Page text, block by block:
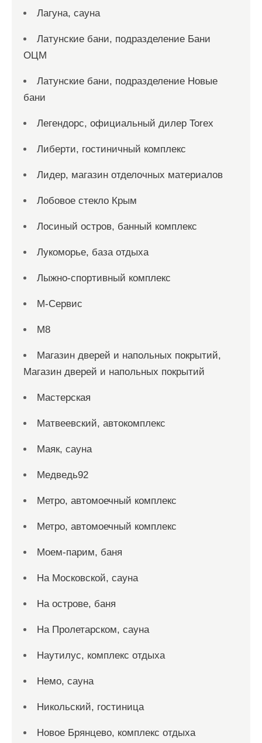
Лагуна, сауна
Латунские бани, подразделение Бани
ОЦМ
Латунские бани, подразделение Новые
бани
Легендорс, официальный дилер Torex
Либерти, гостиничный комплекс
Лидер, магазин отделочных материалов
Лобовое стекло Крым
Лосиный остров, банный комплекс
Лукоморье, база отдыха
Лыжно-спортивный комплекс
М-Сервис
М8
Магазин дверей и напольных покрытий,
Магазин дверей и напольных покрытий
Мастерская
Матвеевский, автокомплекс
Маяк, сауна
Медведь92
Метро, автомоечный комплекс
Метро, автомоечный комплекс
Моем-парим, баня
На Московской, сауна
На острове, баня
На Пролетарском, сауна
Наутилус, комплекс отдыха
Немо, сауна
Никольский, гостиница
Новое Брянцево, комплекс отдыха